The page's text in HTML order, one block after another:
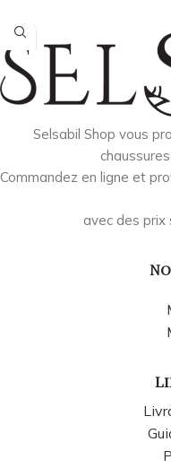
Selsabil Shop vous
Commandez en ligne et
avec des prix